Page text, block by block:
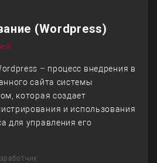
(Wordpress)
– процесс внедрения в
сайта системы
которая создает
и использования
для управления его